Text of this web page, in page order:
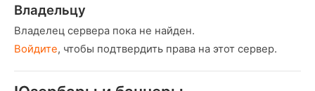
Владельцу
Владелец сервера пока не найден.
Войдите, чтобы подтвердить права на этот сервер.